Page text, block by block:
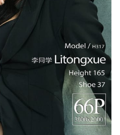
Carol周妍希
超S拷问官[35P-351MB]
2025-
281M]
2023-07-26